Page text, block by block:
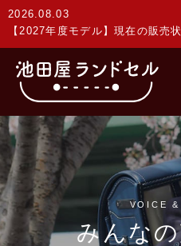
2026.08.03
【2027年度モデル】現在の販売
VOICE
みんな